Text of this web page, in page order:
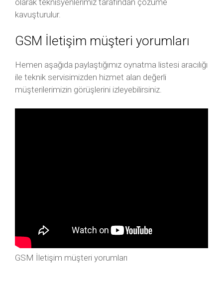
olarak teknisyenlerimiz tarafından çözüme
kavuşturulur.
GSM İletişim müşteri yorumları
Hemen aşağıda paylaştığımız oynatma listesi aracılığı
ile teknik servisimizden hizmet alan değerli
müşterilerimizin görüşlerini izleyebilirsiniz.
GSM İletişim müşteri yorumları